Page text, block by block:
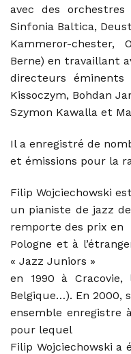
avec des orchestres
Sinfonia Baltica,
Kammeror-chester,
Berne) en travaillant
directeurs
Kissoczym, Bohdan
Szymon Kawalla et
Il a enregistré de
et émissions pour la
Filip Wojciechowski
un pianiste de jazz
remporte des prix en
Pologne et à
« Jazz Juniors »
en 1990 à
Belgique…). En 2000,
ensemble enregistre
pour lequel
Filip Wojciechowski a